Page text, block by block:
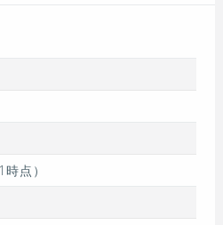
点）